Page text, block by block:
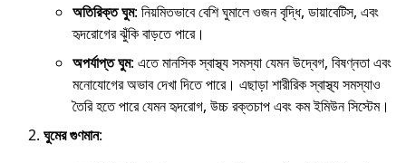
অতিরিক্ত ঘুম: নিয়মিতভাবে বেশি ঘুমালে ওজন বৃদ্ধি, ডায়াবেটিস, এবং
হৃদরোগের ঝুঁকি বাড়তে পারে।
অপর্যাপ্ত ঘুম: এতে মানসিক স্বাস্থ্য সমস্যা যেমন উদ্বেগ, বিষণ্নতা এবং
মনোযোগের অভাব দেখা দিতে পারে। এছাড়া শারীরিক স্বাস্থ্য সমস্যাও
তৈরি হতে পারে যেমন হৃদরোগ, উচ্চ রক্তচাপ এবং কম ইমিউন সিস্টেম।
ঘুমের গুণমান: